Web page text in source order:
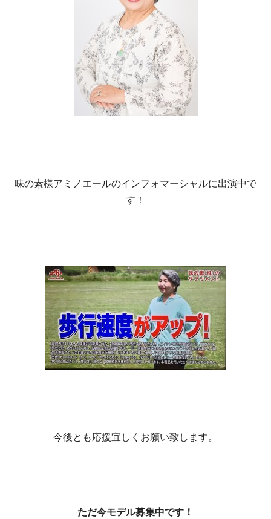
味の素様アミノエールのインフォマーシャルに出演中で
す！
今後とも応援宜しくお願い致します。
ただ今モデル募集中です！